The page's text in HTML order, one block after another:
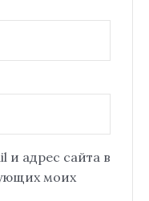
и адрес сайта в
моих